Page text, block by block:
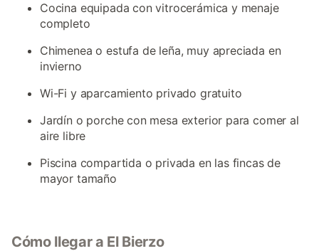
Cocina equipada con vitrocerámica y menaje
completo
Chimenea o estufa de leña, muy apreciada en
invierno
Wi-Fi y aparcamiento privado gratuito
Jardín o porche con mesa exterior para comer al
aire libre
Piscina compartida o privada en las fincas de
mayor tamaño
Cómo llegar a El Bierzo